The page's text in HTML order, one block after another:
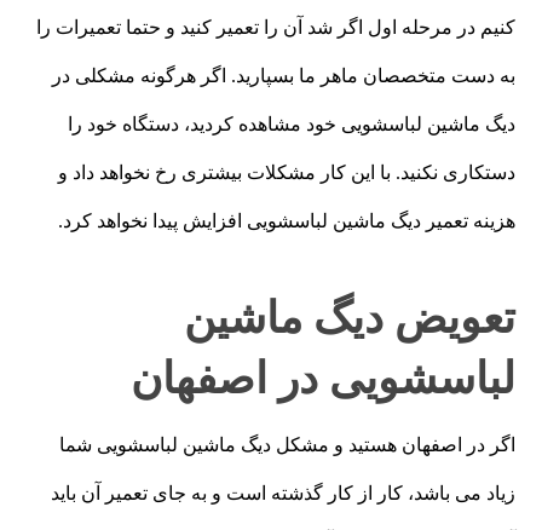
کنیم در مرحله اول اگر شد آن را تعمیر کنید و حتما تعمیرات را
به دست متخصصان ماهر ما بسپارید. اگر هرگونه مشکلی در
دیگ ماشین لباسشویی خود مشاهده کردید، دستگاه خود را
دستکاری نکنید. با این کار مشکلات بیشتری رخ نخواهد داد و
هزینه تعمیر دیگ ماشین لباسشویی افزایش پیدا نخواهد کرد.
تعویض دیگ ماشین
لباسشویی در اصفهان
اگر در اصفهان هستید و مشکل دیگ ماشین لباسشویی شما
زیاد می باشد، کار از کار گذشته است و به جای تعمیر آن باید